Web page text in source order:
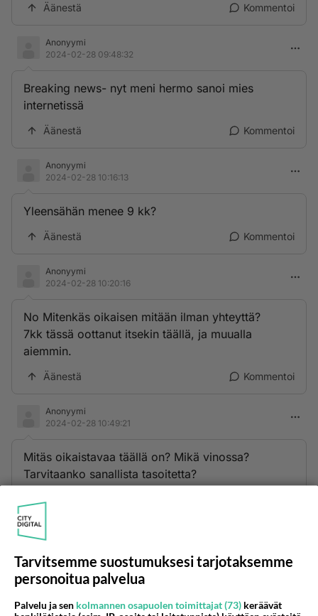
Äänestä Kommentoi
Anonyymi
2024-02-28 09:48:32
Breaking news- nyt meni hermo sanoi mies
internetissä
Äänestä Kommentoi
Anonyymi
2024-02-28 10:16:13
Yleensähän menee 9 kk?
Äänestä Kommentoi
Anonyymi
2024-02-28 10:20:16
No Mitenkäs oikaisen mitään ilman yhteyttä?
7kk tässä oottanut itsekin täällä, ja muualla
aiemmin.
Äänestä Kommentoi
Anonyymi
2024-02-28 10:49:21
Mitäs oikaistavaa täällä on? Mikä vinossa?
Tarvitaanko sanallista tasoitetta?
Äänestä
Ketjusta on poistettu sääntöjenvastaista viestiä.
Tarvitsemme suostumuksesi tarjotaksemme
personoitua palvelua
Palvelu ja sen kolmannen osapuolen toimittajat (73) keräävät